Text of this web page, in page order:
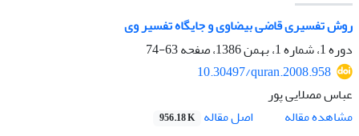
روش تفسیری قاضی بیضاوی و جایگاه تفسیر وی
دوره 1، شماره 1، بهمن 1386، صفحه
63-74
10.30497/quran.2008.958
عباس مصلایی پور
مشاهده مقاله
اصل مقاله 956.18 K